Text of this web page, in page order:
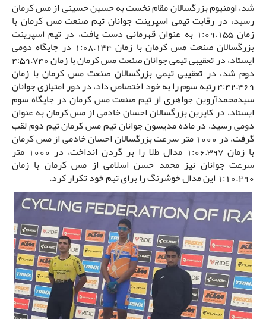
شد، اومنیوم بزرگسالان مقام نخست به حسین حسینی از مس کرمان
رسید، در رقابت تیمی اسپرینت جوانان تیم صنعت مس کرمان با
زمان 1:09.155 به عنوان قهرمانی دست یافت، در تیم اسپرینت
بزرگسالان صنعت مس کرمان با زمان 1:08.134 در جایگاه دومی
ایستاد، در تعقیبی تیمی جوانان صنعت مس کرمان با زمان 4:59.740
دوم شد، در تعقیبی تیمی بزرگسالان صنعت مس کرمان با زمان
4:42.369 رتبه سوم را به خود اختصاص داد، در دور امتیازی جوانان
سیدمحمدآروین جواهری از تیم صنعت مس کرمان در جایگاه سوم
ایستاد، در کایرین بزرگسالان احسان خادمی از مس کرمان به عنوان
دومی رسید، در ماده مدیسون جوانان تیم مس کرمان تیم دوم لقب
گرفت، در 1000 متر سرعت بزرگسالان احسان خادمی از مس کرمان
با زمان 1:06.397 مدال طلا را بر گردن انداخت، در 1000 متر
سرعت جوانان نیز محمد حسن اسلامی از مس کرمان با زمان
1:10.290 این مدال خوشرنگ را برای تیم خود تکرار کرد.